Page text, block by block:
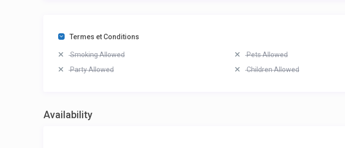
Termes et Conditions
Smoking Allowed
Pets Allowed
Party Allowed
Children Allowed
Availability